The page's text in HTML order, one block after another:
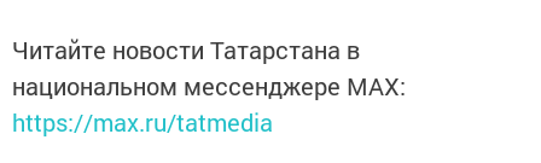
Читайте новости Татарстана в
национальном мессенджере MАХ:
https://max.ru/tatmedia